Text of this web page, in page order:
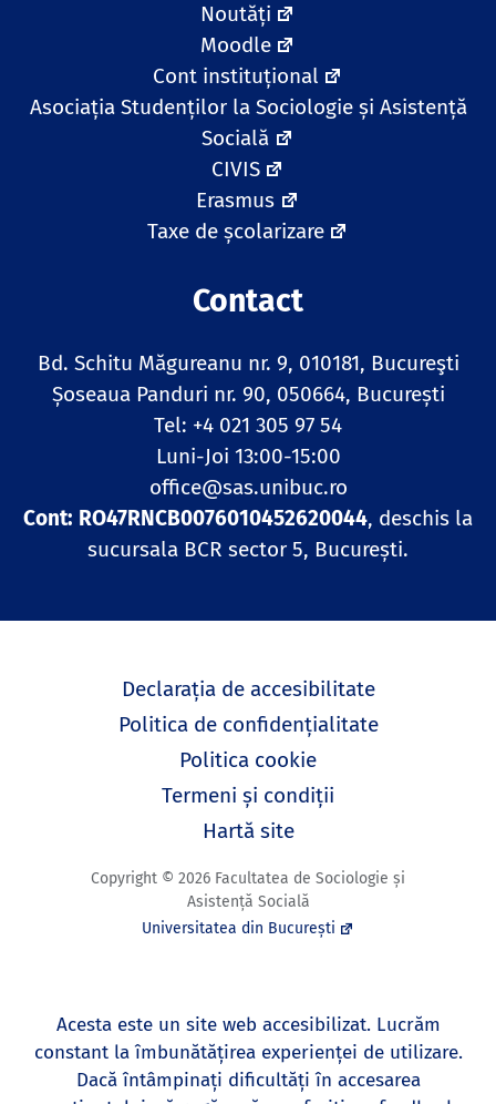
Noutăți
Moodle
Cont instituțional
Asociația Studenților la Sociologie și Asistență
Socială
CIVIS
Erasmus
Taxe de școlarizare
Contact
Bd. Schitu Măgureanu nr. 9, 010181, Bucureşti
Șoseaua Panduri nr. 90, 050664, București
Tel: +4 021 305 97 54
Luni-Joi 13:00-15:00
office@sas.unibuc.ro
Cont: RO47RNCB0076010452620044, deschis la
sucursala BCR sector 5, București.
Declarația de accesibilitate
Politica de confidențialitate
Politica cookie
Termeni și condiții
Hartă site
Copyright © 2026 Facultatea de Sociologie și
Asistență Socială
Universitatea din București
Acesta este un site web accesibilizat. Lucrăm
constant la îmbunătățirea experienței de utilizare.
Dacă întâmpinați dificultăți în accesarea